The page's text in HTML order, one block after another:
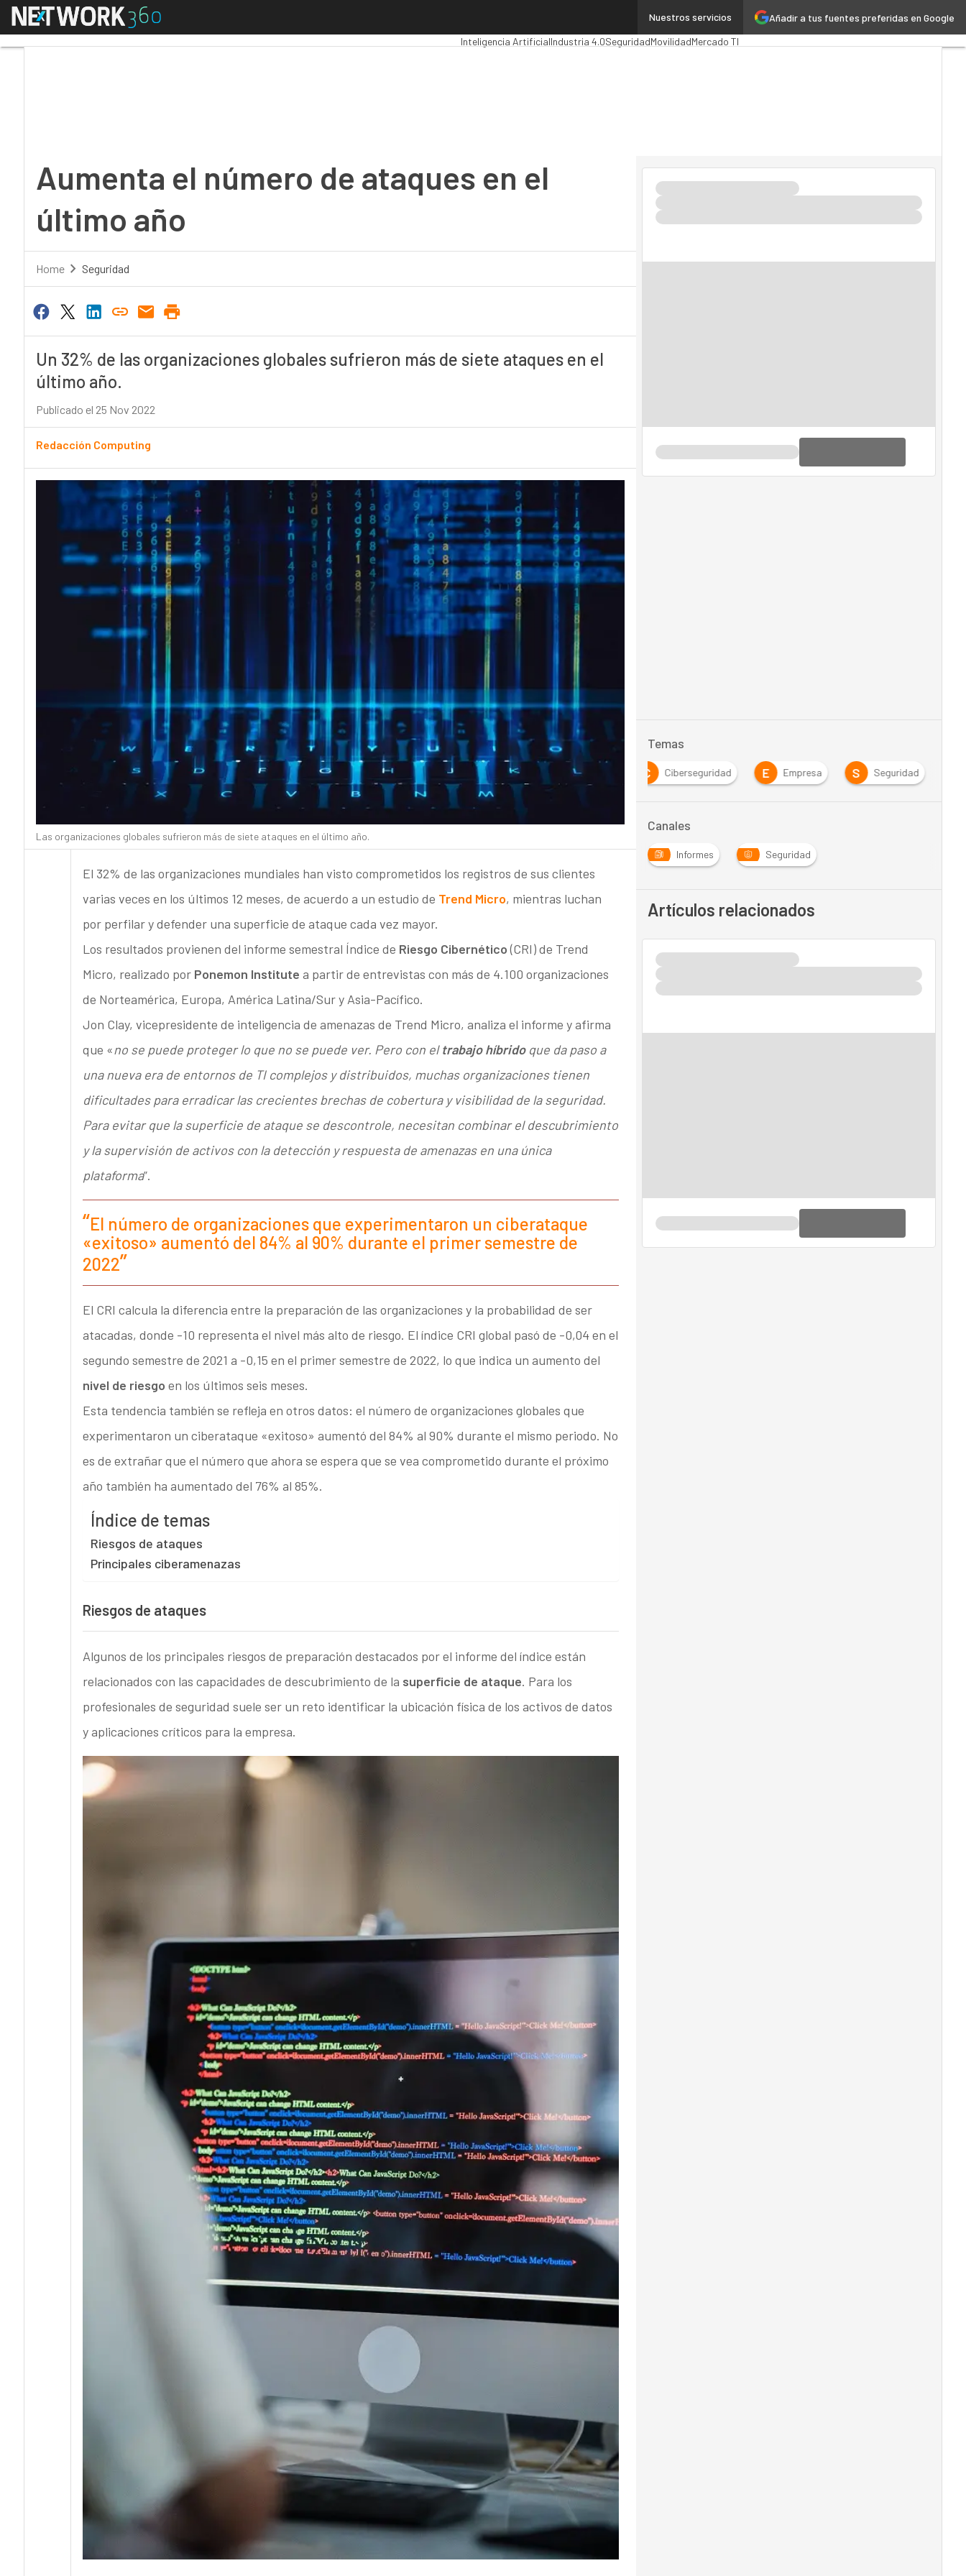
Añadir a tus fuentes preferidas en Google
Nuestros servicios
Menú Administración PúblicaMarTechCloud
Inteligencia ArtificialIndustria 4.0SeguridadMovilidadMercado TI
Aumenta el número de ataques en el
último año
Home Seguridad
Un 32% de las organizaciones globales sufrieron más de siete ataques en el
último año.
Publicado el 25 Nov 2022
Redacción Computing
Las organizaciones globales sufrieron más de siete ataques en el último año.
El 32% de las organizaciones mundiales han visto comprometidos los registros de sus clientes
varias veces en los últimos 12 meses, de acuerdo a un estudio de Trend Micro, mientras luchan
por perfilar y defender una superficie de ataque cada vez mayor.
Los resultados provienen del informe semestral Índice de Riesgo Cibernético(CRI) de Trend
Micro, realizado por Ponemon Institute a partir de entrevistas con más de 4.100 organizaciones
de Norteamérica, Europa, América Latina/Sur y Asia-Pacífico.
Jon Clay, vicepresidente de inteligencia de amenazas de Trend Micro, analiza el informe y afirma
que «no se puede proteger lo que no se puede ver. Pero con eltrabajo híbridoque da paso a
una nueva era de entornos de TI complejos y distribuidos, muchas organizaciones tienen
dificultades para erradicar las crecientes brechas de cobertura y visibilidad de la seguridad.
Para evitar que la superficie de ataque se descontrole, necesitan combinar el descubrimiento
y la supervisión de activos con la detección y respuesta de amenazas en una única
plataforma”.
El número de organizaciones que experimentaron un ciberataque
«exitoso» aumentó del 84% al 90% durante el primer semestre de
2022
El CRI calcula la diferencia entre la preparación de las organizaciones y la probabilidad de ser
atacadas, donde -10 representa el nivel más alto de riesgo. El índice CRI global pasó de -0,04 en el
segundo semestre de 2021 a -0,15 en el primer semestre de 2022, lo que indica un aumento del
nivel de riesgo en los últimos seis meses.
Esta tendencia también se refleja en otros datos: el número de organizaciones globales que
experimentaron un ciberataque «exitoso» aumentó del 84% al 90% durante el mismo periodo. No
es de extrañar que el número que ahora se espera que se vea comprometido durante el próximo
año también ha aumentado del 76% al 85%.
Índice de temas
Riesgos de ataques
Principales ciberamenazas
Riesgos de ataques
Algunos de los principales riesgos de preparación destacados por el informe del índice están
relacionados con las capacidades de descubrimiento de la superficie de ataque. Para los
profesionales de seguridad suele ser un reto identificar la ubicación física de los activos de datos
y aplicaciones críticos para la empresa.
Temas
C
Ciberseguridad E Empresa S Seguridad
Canales
Informes Seguridad
Artículos relacionados